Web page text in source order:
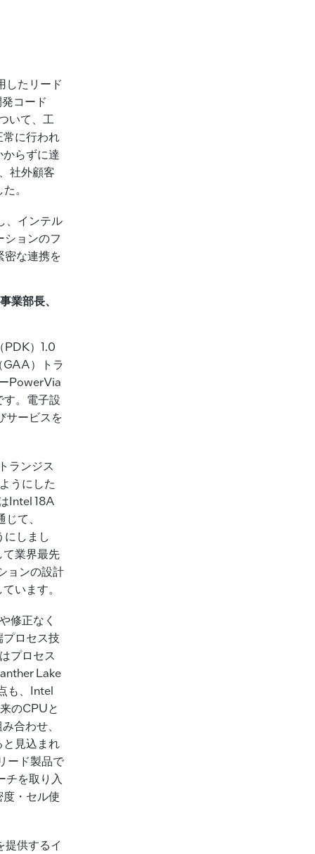
したリード
コード
いて、工
に行われ
らずに達
社外顧客
。
、インテル
ションのフ
密な連携を
業部長、
PDK）1.0
GAA）トラ
PowerVia
。電子設
サービスを
ランジス
うにした
Intel 18A
て、
しまし
業界最先
ョンの設計
います。
修正なく
ロセス技
プロセス
Lake
も、Intel
のCPUと
合わせ、
見込まれ
ード製品で
チを取り入
・セル使
供するイ